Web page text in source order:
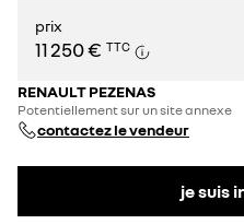
prix
11 250 € TTC
RENAULT PEZENAS
Potentiellement sur un site annexe
contactez le vendeur
je suis